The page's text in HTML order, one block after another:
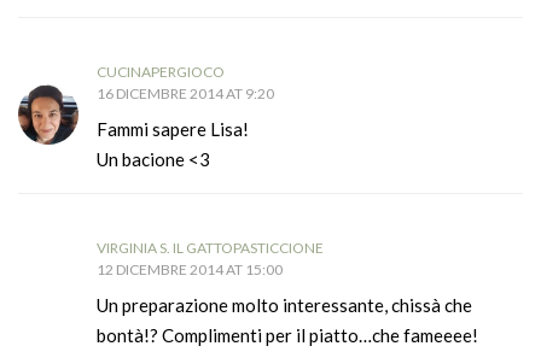
CUCINAPERGIOCO
16 DICEMBRE 2014 AT 9:20
Fammi sapere Lisa!
Un bacione <3
VIRGINIA S. IL GATTOPASTICCIONE
12 DICEMBRE 2014 AT 15:00
Un preparazione molto interessante, chissà che
bontà!? Complimenti per il piatto…che fameeee!